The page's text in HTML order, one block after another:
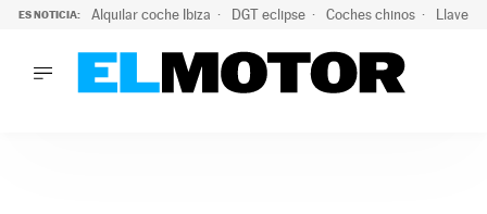
ES NOTICIA: Alquilar coche Ibiza DGT eclipse Coches chinos Llaves